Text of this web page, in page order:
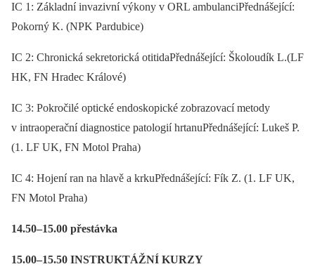
IC 1: Základní invazivní výkony v ORL ambulanciPřednášející:
Pokorný K. (NPK Pardubice)
IC 2: Chronická sekretorická otitidaPřednášející: Školoudík L.(LF
HK, FN Hradec Králové)
IC 3: Pokročilé optické endoskopické zobrazovací metody
v intraoperační diagnostice patologií hrtanuPřednášející: Lukeš P.
(1. LF UK, FN Motol Praha)
IC 4: Hojení ran na hlavě a krkuPřednášející: Fík Z. (1. LF UK,
FN Motol Praha)
14.50–15.00 přestávka
15.00–15.50 INSTRUKTÁŽNÍ KURZY